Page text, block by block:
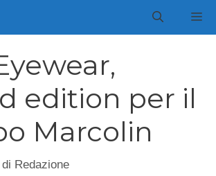
edition per il
Marcolin
di Redazione